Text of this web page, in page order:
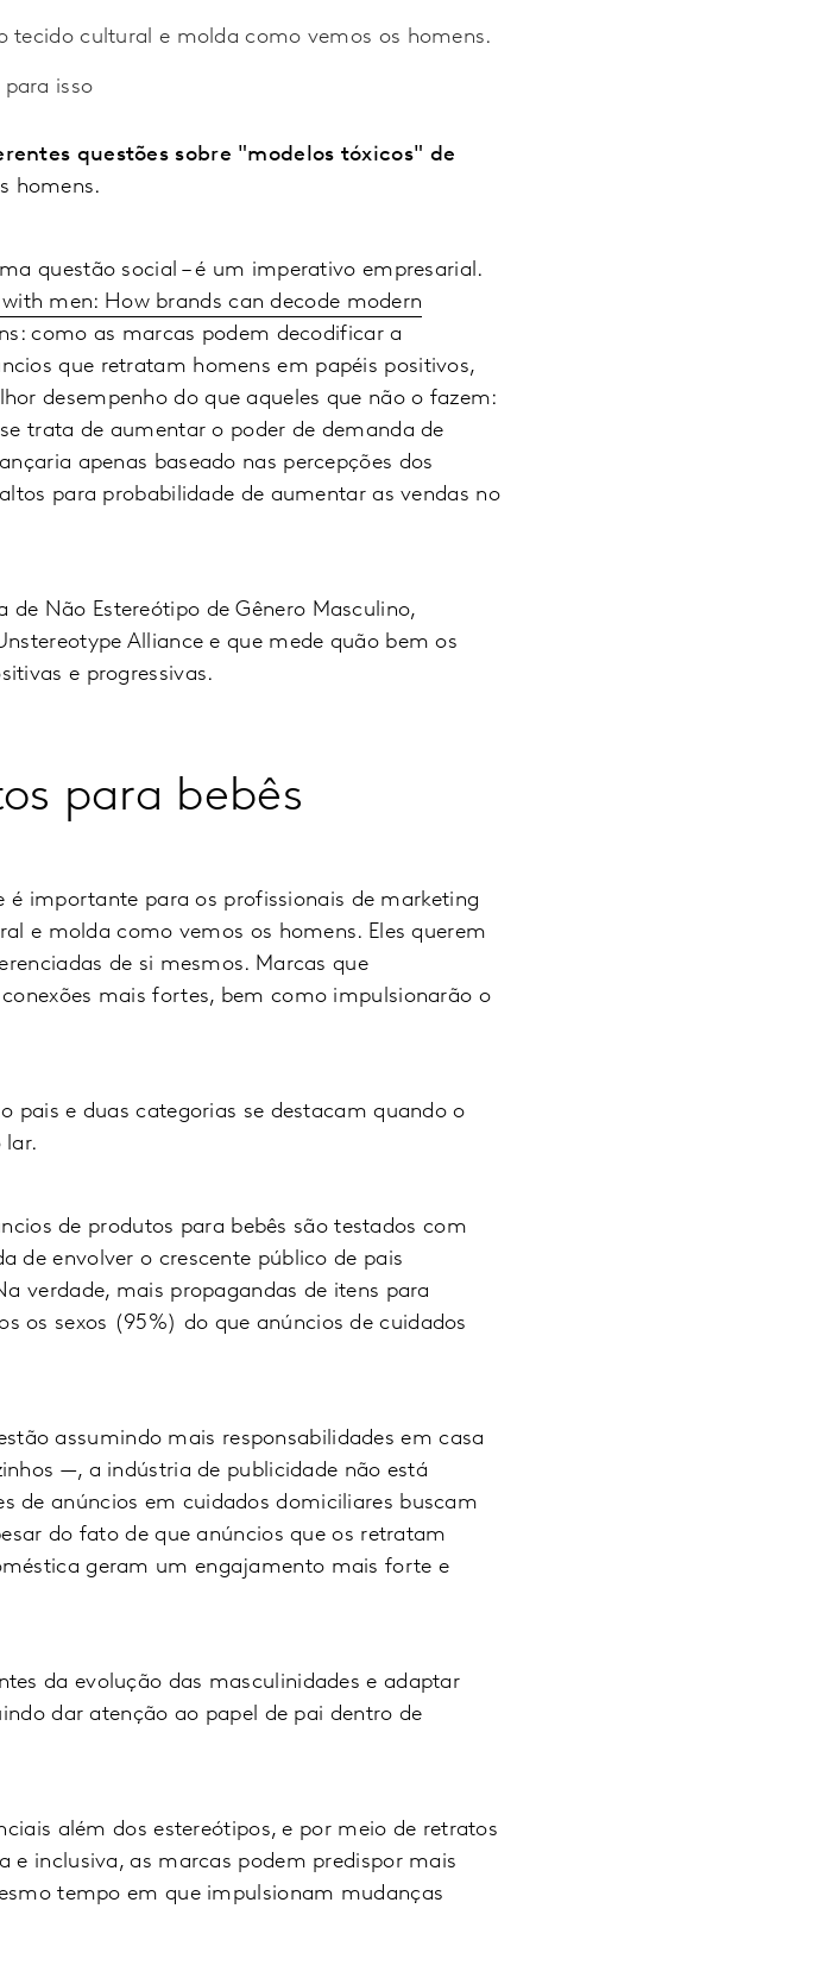
tecido cultural e molda como vemos os homens.
isso
questões sobre "modelos tóxicos" de
homens.
questão social – é um imperativo empresarial.
men: How brands can decode modern
como as marcas podem decodificar a
que retratam homens em papéis positivos,
desempenho do que aqueles que não o fazem:
trata de aumentar o poder de demanda de
apenas baseado nas percepções dos
para probabilidade de aumentar as vendas no
de Não Estereótipo de Gênero Masculino,
Alliance e que mede quão bem os
e progressivas.
para bebês
importante para os profissionais de marketing
e molda como vemos os homens. Eles querem
de si mesmos. Marcas que
mais fortes, bem como impulsionarão o
pais e duas categorias se destacam quando o
lar.
de produtos para bebês são testados com
de envolver o crescente público de pais
verdade, mais propagandas de itens para
os sexos (95%) do que anúncios de cuidados
assumindo mais responsabilidades em casa
—, a indústria de publicidade não está
de anúncios em cuidados domiciliares buscam
do fato de que anúncios que os retratam
geram um engajamento mais forte e
da evolução das masculinidades e adaptar
dar atenção ao papel de pai dentro de
além dos estereótipos, e por meio de retratos
inclusiva, as marcas podem predispor mais
tempo em que impulsionam mudanças